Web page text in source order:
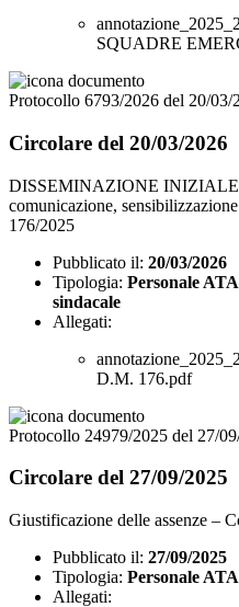
SQUADRE
Protocollo 6793/2026 del 20/03/
Circolare del 20/03/2026
DISSEMINAZIONE INIZIALE
comunicazione,
176/2025
Pubblicato il: 20/03/2026
Tipologia: Personale
sindacale
Allegati:
D.M. 176.pdf
Protocollo 24979/2025 del 27/
Circolare del 27/09/2025
Giustificazione delle assenze –
Pubblicato il: 27/09/2025
Tipologia: Personale
Allegati: